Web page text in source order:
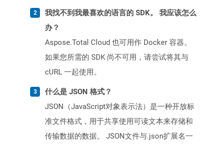
我找不到我最喜欢的语言的 SDK。 我应该怎么
办？
Aspose.Total Cloud 也可用作 Docker 容器。
如果您所需的 SDK 尚不可用，请尝试将其与
cURL 一起使用。
什么是 JSON 格式？
JSON（JavaScript对象表示法）是一种开放标
准文件格式，用于共享使用可读文本来存储和
传输数据的数据。 JSON文件与.json扩展名一